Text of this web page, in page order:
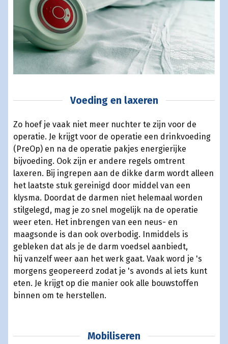
Voeding en laxeren
Zo hoef je vaak niet meer nuchter te zijn voor de
operatie. Je krijgt voor de operatie een drinkvoeding
(PreOp) en na de operatie pakjes energierijke
bijvoeding. Ook zijn er andere regels omtrent
laxeren. Bij ingrepen aan de dikke darm wordt alleen
het laatste stuk gereinigd door middel van een
klysma. Doordat de darmen niet helemaal worden
stilgelegd, mag je zo snel mogelijk na de operatie
weer eten. Het inbrengen van een neus- en
maagsonde is dan ook overbodig. Inmiddels is
gebleken dat als je de darm voedsel aanbiedt,
hij vanzelf weer aan het werk gaat. Vaak word je 's
morgens geopereerd zodat je 's avonds al iets kunt
eten. Je krijgt op die manier ook alle bouwstoffen
binnen om te herstellen.
Mobiliseren